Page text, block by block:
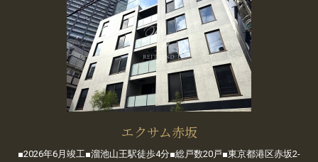
エクサム赤坂
■2026年6月竣工■溜池山王駅徒歩4分■総戸数20戸■東京都港区赤坂2-